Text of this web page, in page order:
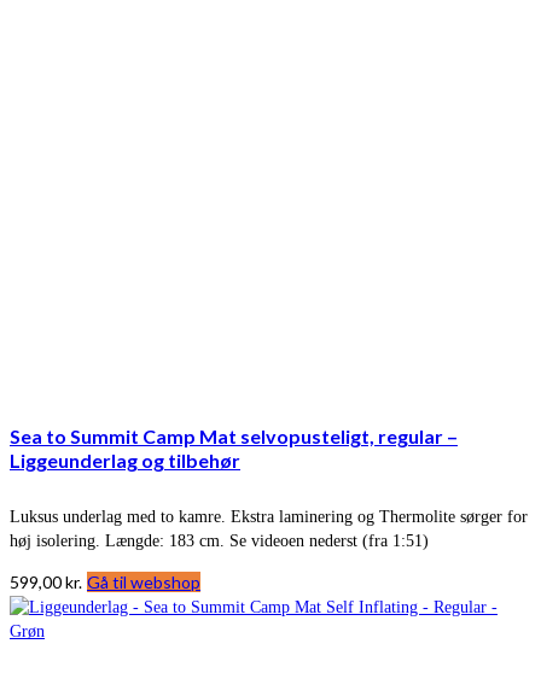
Sea to Summit Camp Mat selvopusteligt, regular –
Liggeunderlag og tilbehør
Luksus underlag med to kamre. Ekstra laminering og Thermolite sørger for
høj isolering. Længde: 183 cm. Se videoen nederst (fra 1:51)
599,00kr. Gå til webshop